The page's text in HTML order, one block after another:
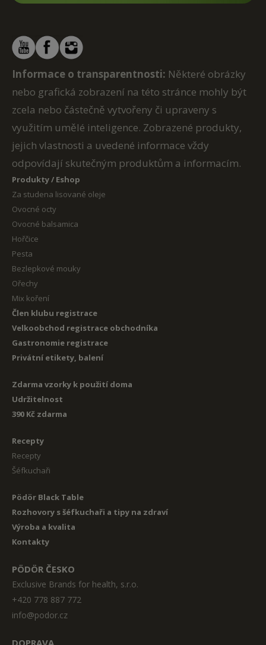
Informace o transparentnosti: Některé obrázky
nebo grafická zobrazení na této stránce mohly být
zcela nebo částečně vytvořeny či upraveny s
využitím umělé inteligence. Zobrazené produkty,
jejich vlastnosti a uvedené informace vždy
odpovídají skutečným produktům a informacím.
Produkty / Eshop
Za studena lisované oleje
Ovocné octy
Ovocné balsamica
Hořčice
Pesta
Bezlepkové mouky
Ořechy
Mix koření
Člen klubu registrace
Velkoobchod registrace obchodníka
Gastronomie registrace
Privátní etikety, balení
Zdarma vzorky k použití doma
Udržitelnost
390 Kč zdarma
Recepty
Recepty
Šéfkuchaři
Pödör Black Table
Rozhovory s šéfkuchaři a tipy na zdraví
Výroba a kvalita
Kontakty
PÖDÖR ČESKO
Exclusive Brands for health, s.r.o.
+420 778 887 772
info@podor.cz